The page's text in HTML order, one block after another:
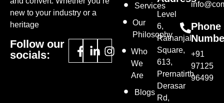
new to your industry or a
heritage
Follow our
socials:
Services
Our
Philosophy
Who
We
Are
Blogs
Level
6,
Ratnanjali
Square,
613,
Prernatirth
Derasar
Rd,
Phone
+91
97125
96499